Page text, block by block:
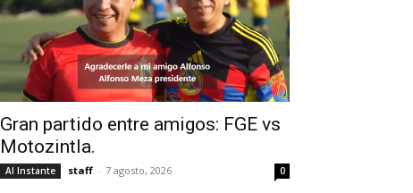
Gran partido entre amigos: FGE vs
Motozintla.
Al Instante staff - 7 agosto, 2026 0